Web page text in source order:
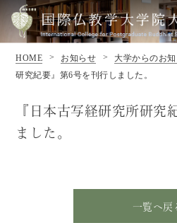
HOME お知らせ 大学からのお
研究紀要』第6号を刊行しました。
『日本古写経研究所研究
ました。
一覧へ戻